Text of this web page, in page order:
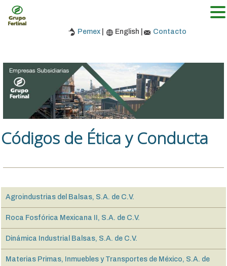
Pemex English | Contacto
Códigos de Ética y Conducta
Agroindustrias del Balsas, S.A. de C.V.
Roca Fosfórica Mexicana II, S.A. de C.V.
Dinámica Industrial Balsas, S.A. de C.V.
Materias Primas, Inmuebles y Transportes de México, S.A. de